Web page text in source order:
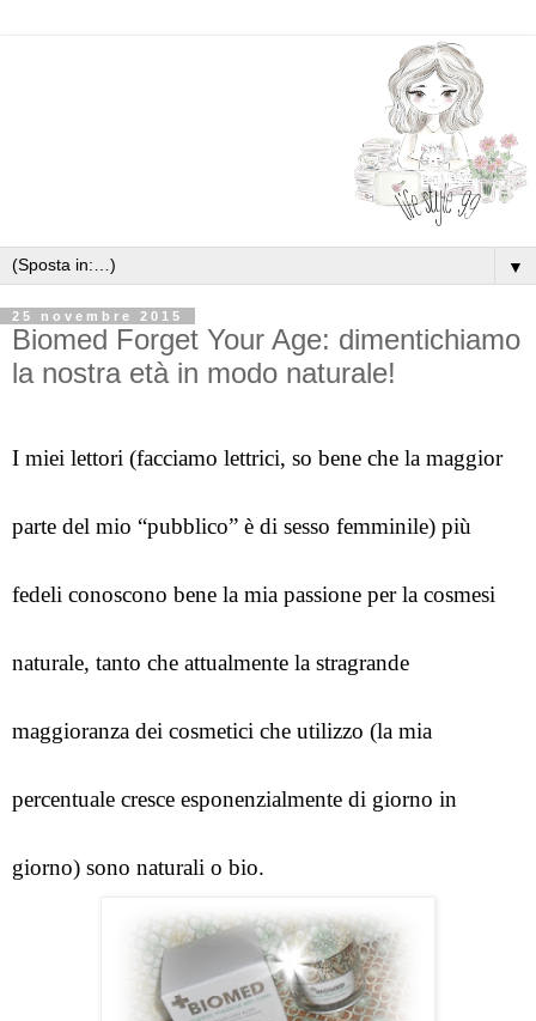
▼
25 novembre 2015
Biomed Forget Your Age: dimentichiamo
la nostra età in modo naturale!
I miei lettori (facciamo lettrici, so bene che la maggior
parte del mio “pubblico” è di sesso femminile) più
fedeli conoscono bene la mia passione per la cosmesi
naturale, tanto che attualmente la stragrande
maggioranza dei cosmetici che utilizzo (la mia
percentuale cresce esponenzialmente di giorno in
giorno) sono naturali o bio.